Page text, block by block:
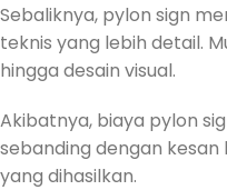
Sebaliknya, pylon sign
teknis yang lebih detail.
hingga desain visual.
Akibatnya, biaya pylon
sebanding dengan
yang dihasilkan.